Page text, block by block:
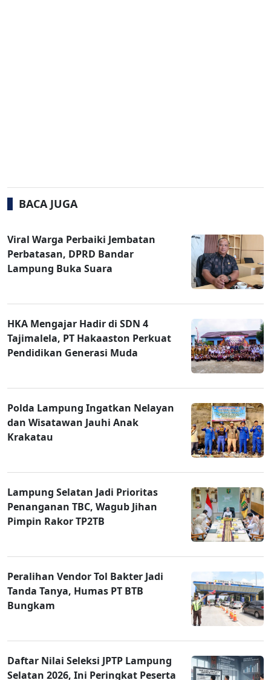
BACA JUGA
Viral Warga Perbaiki Jembatan
Perbatasan, DPRD Bandar
Lampung Buka Suara
HKA Mengajar Hadir di SDN 4
Tajimalela, PT Hakaaston Perkuat
Pendidikan Generasi Muda
Polda Lampung Ingatkan Nelayan
dan Wisatawan Jauhi Anak
Krakatau
Lampung Selatan Jadi Prioritas
Penanganan TBC, Wagub Jihan
Pimpin Rakor TP2TB
Peralihan Vendor Tol Bakter Jadi
Tanda Tanya, Humas PT BTB
Bungkam
Daftar Nilai Seleksi JPTP Lampung
Selatan 2026, Ini Peringkat Peserta